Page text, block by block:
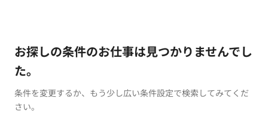
お探しの条件のお仕事は見つかりませんでし
た。
条件を変更するか、もう少し広い条件設定で検索してみてくだ
さい。